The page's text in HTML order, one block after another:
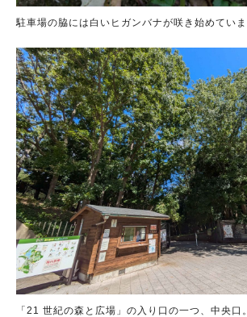
駐車場の脇には白いヒガンバナが咲き始めていま
「21 世紀の森と広場」の入り口の一つ、中央口。